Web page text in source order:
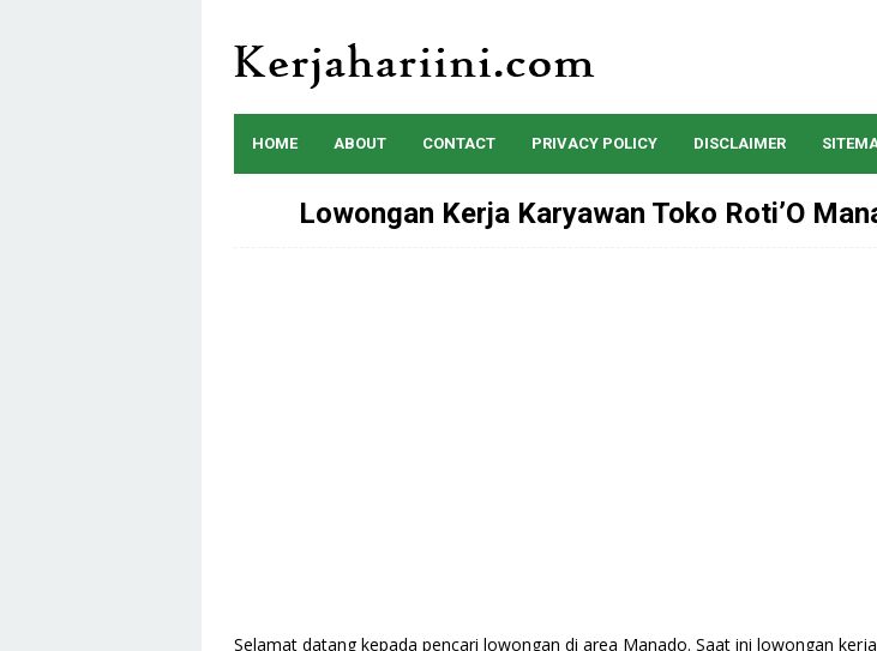
content
HOME ABOUT CONTACT PRIVACY POLICY DISCLAIMER
Lowongan Kerja Karyawan Toko Roti’O
Selamat datang kepada pencari lowongan di area Manado. Saat ini lowongan